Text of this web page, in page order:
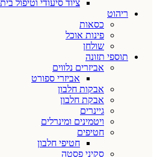
ציוד סיעודי וטיפול
ריהוט
כסאות
פינות אוכל
שולחן
תוספי תזונה
אביזרים נלווים
אביזרי ספורט
אבקות חלבון
אבקת חלבון
גיינרים
ויטמינים ומינרלים
חטיפים
חטיפי חלבון
סקיני פסטה